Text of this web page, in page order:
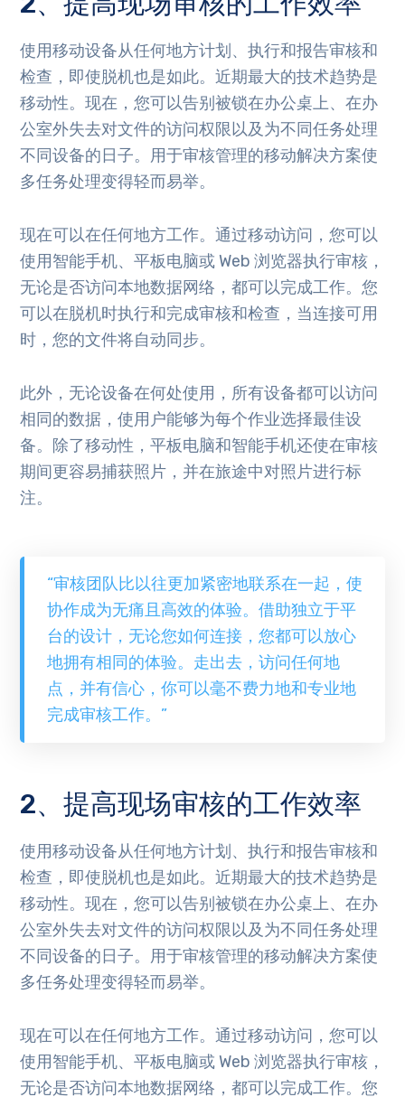
使用移动设备从任何地方计划、执行和报告审核和
检查，即使脱机也是如此。近期最大的技术趋势是
移动性。现在，您可以告别被锁在办公桌上、在办
公室外失去对文件的访问权限以及为不同任务处理
不同设备的日子。用于审核管理的移动解决方案使
多任务处理变得轻而易举。
现在可以在任何地方工作。通过移动访问，您可以
使用智能手机、平板电脑或 Web 浏览器执行审核，
无论是否访问本地数据网络，都可以完成工作。您
可以在脱机时执行和完成审核和检查，当连接可用
时，您的文件将自动同步。
此外，无论设备在何处使用，所有设备都可以访问
相同的数据，使用户能够为每个作业选择最佳设
备。除了移动性，平板电脑和智能手机还使在审核
期间更容易捕获照片，并在旅途中对照片进行标
注。
“审核团队比以往更加紧密地联系在一起，使
协作成为无痛且高效的体验。借助独立于平
台的设计，无论您如何连接，您都可以放心
地拥有相同的体验。走出去，访问任何地
点，并有信心，你可以毫不费力地和专业地
完成审核工作。 ”
2、提高现场审核的工作效率
使用移动设备从任何地方计划、执行和报告审核和
检查，即使脱机也是如此。近期最大的技术趋势是
移动性。现在，您可以告别被锁在办公桌上、在办
公室外失去对文件的访问权限以及为不同任务处理
不同设备的日子。用于审核管理的移动解决方案使
多任务处理变得轻而易举。
现在可以在任何地方工作。通过移动访问，您可以
使用智能手机、平板电脑或 Web 浏览器执行审核，
无论是否访问本地数据网络，都可以完成工作。您